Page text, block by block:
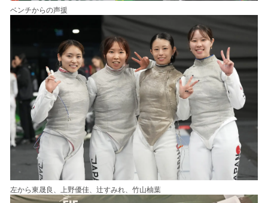
ベンチからの声援
左から東晟良、上野優佳、辻すみれ、竹山柚葉